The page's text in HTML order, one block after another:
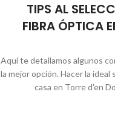
TIPS AL
FIBRA
Aquí te detallamos algunos
la mejor opción. Hacer la
casa en Torre d'en